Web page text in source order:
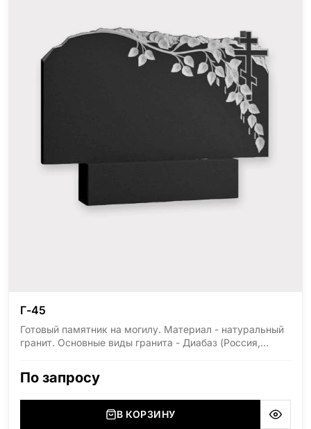
Г-45
Готовый памятник на могилу. Материал - натуральный
гранит. Основные виды гранита - Диабаз (Россия,
(Украина, Житомерская область), Лабродарит
(Украина, Житомерская область), Сюксюансаари
(Россия, Карелия), Амфиболит (Россия, Мурманская
По запросу
В КОРЗИНУ